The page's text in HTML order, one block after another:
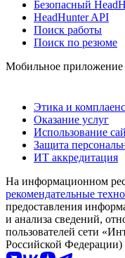
Безопасный
HeadHunter API
Поиск работы
Поиск по резюме
Мобильное приложение
Этика и комплаенс
Оказание услуг
Использование
Защита
ИТ аккредитация
На информационном
рекомендательные
предоставления
и анализа сведений,
пользователей сети
Российской Федерации)